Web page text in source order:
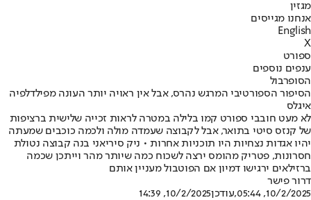
מגזין
אנחנו מגייסים
English
X
ספורט
ענפים נוספים
הסופרבול
הסיפור הספורטיבי המרגש נהרס, אבל אין ראויה יותר העונה מפילדלפיה
איגלס
לא מעט חובבי ספורט קמו בלילה במטרה לראות זכייה שלישית ברציפות
של קנזס סיטי בתואר, אבל לקבוצה שעמדה מולה ולכמה כוכבים שמעתה
יהיו אגדות נצחיות היו תוכניות אחרות • ניק סיריאני בנה קבוצה נטולת
חסרונות, פטריק מהומס ירצה לשכוח כמה שיותר מהר וייתכן שכמה
ברזילאים ירגישו דמיון אם הפוטבול מעניין אותם
דרור פישר
10/2/2025, 05:44
,עודכן10/2/2025, 14:39